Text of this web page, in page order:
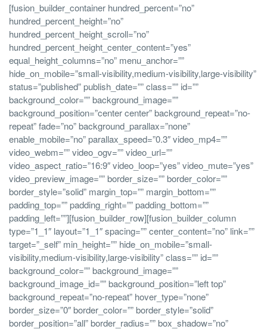
[fusion_builder_container hundred_percent=”no”
hundred_percent_height=”no”
hundred_percent_height_scroll=”no”
hundred_percent_height_center_content=”yes”
equal_height_columns=”no” menu_anchor=””
hide_on_mobile=”small-visibility,medium-visibility,large-visibility”
status=”published” publish_date=”” class=”” id=””
background_color=”” background_image=””
background_position=”center center” background_repeat=”no-
repeat” fade=”no” background_parallax=”none”
enable_mobile=”no” parallax_speed=”0.3″ video_mp4=””
video_webm=”” video_ogv=”” video_url=””
video_aspect_ratio=”16:9″ video_loop=”yes” video_mute=”yes”
video_preview_image=”” border_size=”” border_color=””
border_style=”solid” margin_top=”” margin_bottom=””
padding_top=”” padding_right=”” padding_bottom=””
padding_left=””][fusion_builder_row][fusion_builder_column
type=”1_1″ layout=”1_1″ spacing=”” center_content=”no” link=””
target=”_self” min_height=”” hide_on_mobile=”small-
visibility,medium-visibility,large-visibility” class=”” id=””
background_color=”” background_image=””
background_image_id=”” background_position=”left top”
background_repeat=”no-repeat” hover_type=”none”
border_size=”0″ border_color=”” border_style=”solid”
border_position=”all” border_radius=”” box_shadow=”no”